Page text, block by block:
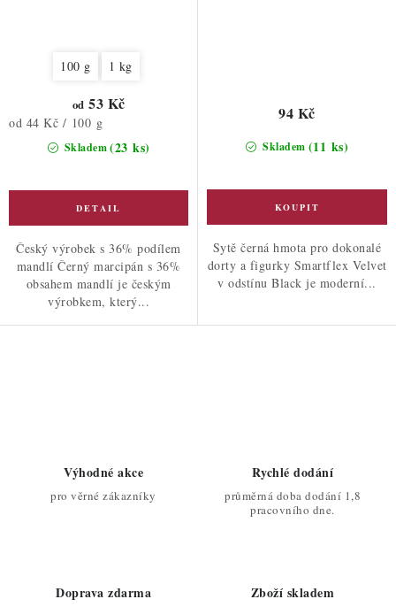
100 g 1 kg
Skladem(23 ks)
od 53 Kč
Měrná
od 44 Kč / 100 g
Český výrobek s 36% podílem
mandlí Černý marcipán s 36%
obsahem mandlí je českým
výrobkem, který...
Skladem (11 ks)
94 Kč
Sytě černá hmota pro dokonalé
dorty a figurky Smartflex Velvet
v odstínu Black je moderní...
Výhodné akce
pro věrné zákazníky
Rychlé dodání
průměrná doba dodání 1,8
pracovního dne.
Doprava zdarma Zboží skladem